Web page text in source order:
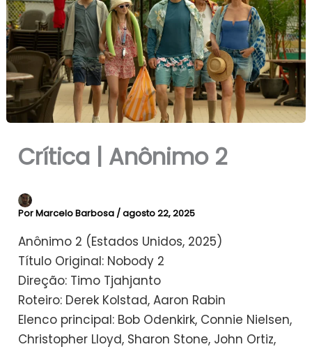
Crítica | Anônimo 2
PorMarcelo Barbosa /agosto 22, 2025
Anônimo 2 (Estados Unidos, 2025)
Título Original: Nobody 2
Direção: Timo Tjahjanto
Roteiro: Derek Kolstad, Aaron Rabin
Elenco principal: Bob Odenkirk, Connie Nielsen,
Christopher Lloyd, Sharon Stone, John Ortiz,